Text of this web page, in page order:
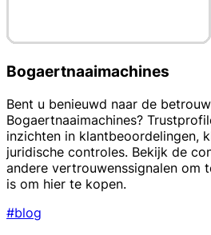
Bogaertnaaimachines
Bent u benieuwd naar de
Bogaertnaaimachines?
inzichten in klantbeoordelingen,
juridische controles. Bekijk de
andere vertrouwenssignalen om
is om hier te kopen.
#blog